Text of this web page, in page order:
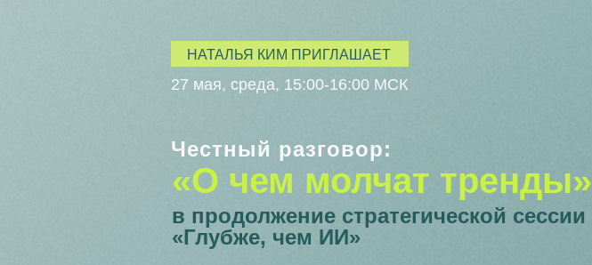
НАТАЛЬЯ КИМ ПРИГЛАШАЕТ
27 мая, среда, 15:00-16:00 МСК
Честный разговор:
в продолжение стратегической сессии
«Глубже, чем ИИ»
«О чем молчат тренды»